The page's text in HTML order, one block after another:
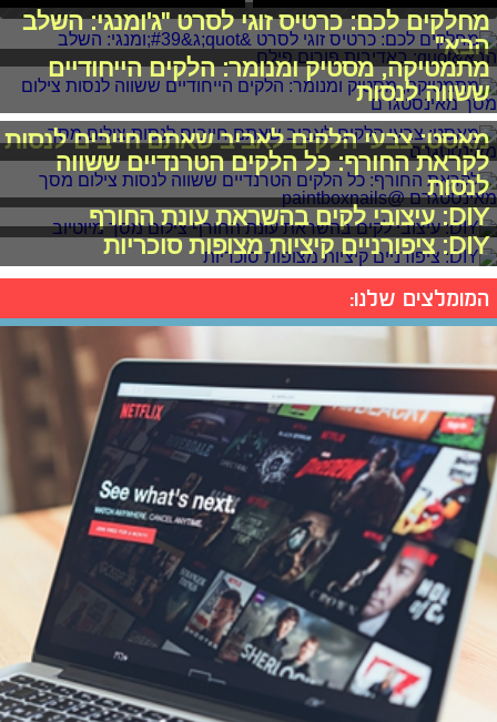
מחלקים לכם: כרטיס זוגי לסרט "ג'ומנגי: השלב
הבא"
מתמטיקה, מסטיק ומנומר: הלקים הייחודיים
ששווה לנסות
מאסט: צבעי הלקים לאביב שאתם חייבים לנסות
לקראת החורף: כל הלקים הטרנדיים ששווה
לנסות
DIY: עיצובי לקים בהשראת עונת החורף
DIY: ציפורניים קיציות מצופות סוכריות
המומלצים שלנו: